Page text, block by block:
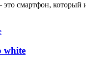
смартфон, который
white